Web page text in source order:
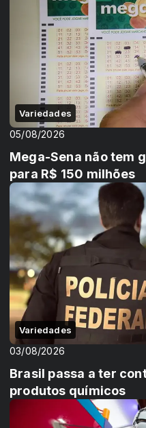
Variedades
05/08/2026
Mega-Sena não tem
para R$ 150 milhões
Variedades
03/08/2026
Brasil passa a ter
produtos químicos